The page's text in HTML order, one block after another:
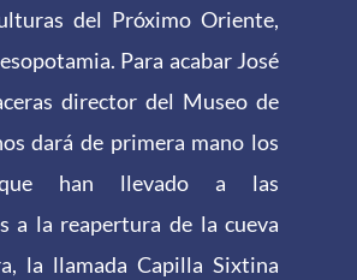
del Próximo Oriente,
Para acabar José
director del Museo de
dará de primera mano los
han llevado a las
a la reapertura de la cueva
la llamada Capilla Sixtina